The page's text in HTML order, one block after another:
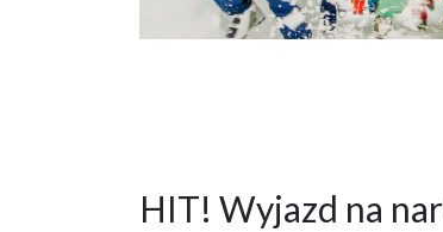
HIT! Wyjazd na